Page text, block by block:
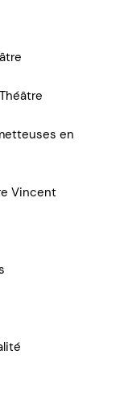
en
Vincent